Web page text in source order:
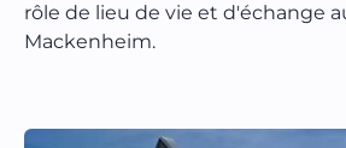
rôle de lieu de vie et d'échange
Mackenheim.